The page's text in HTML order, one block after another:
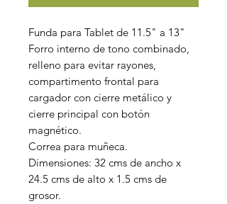
Funda para Tablet de 11.5" a 13"
Forro interno de tono combinado,
relleno para evitar rayones,
compartimento frontal para
cargador con cierre metálico y
cierre principal con botón
magnético.
Correa para muñeca.
Dimensiones: 32 cms de ancho x
24.5 cms de alto x 1.5 cms de
grosor.